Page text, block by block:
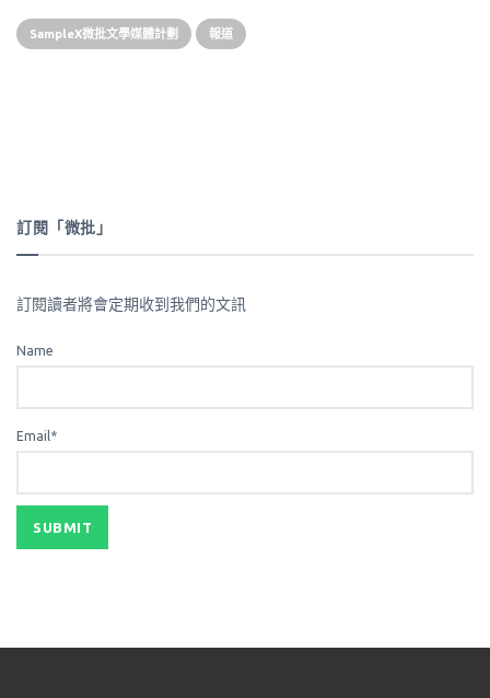
SampleX微批文學媒體計劃 報道
訂閱「微批」
訂閱讀者將會定期收到我們的文訊
Name
Email*